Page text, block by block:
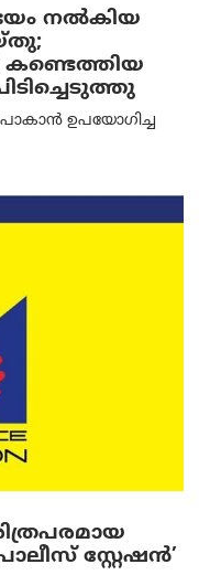
നല്‍കിയ
കണ്ടെത്തിയ
ഉപയോഗിച്ച
സ്റ്റേഷൻ’